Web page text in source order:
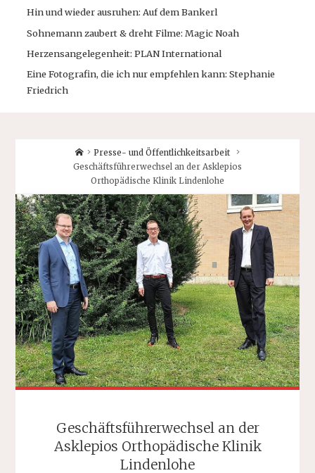
Hin und wieder ausruhen: Auf dem Bankerl
Sohnemann zaubert & dreht Filme: Magic Noah
Herzensangelegenheit: PLAN International
Eine Fotografin, die ich nur empfehlen kann: Stephanie
Friedrich
HomePresse- und Öffentlichkeitsarbeit
Geschäftsführerwechsel an der Asklepios
Orthopädische Klinik Lindenlohe
Geschäftsführerwechsel an der
Asklepios Orthopädische Klinik
Lindenlohe